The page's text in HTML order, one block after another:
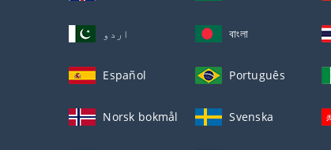
اردو বাংলা
Español Português
Norsk bokmål Svenska